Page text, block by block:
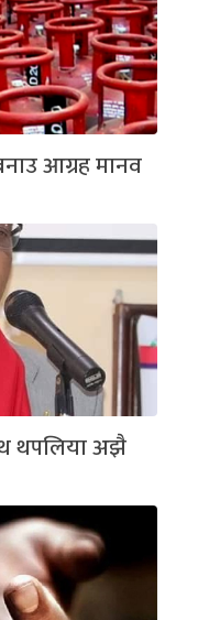
आग्रह मानव
थपलिया अझै